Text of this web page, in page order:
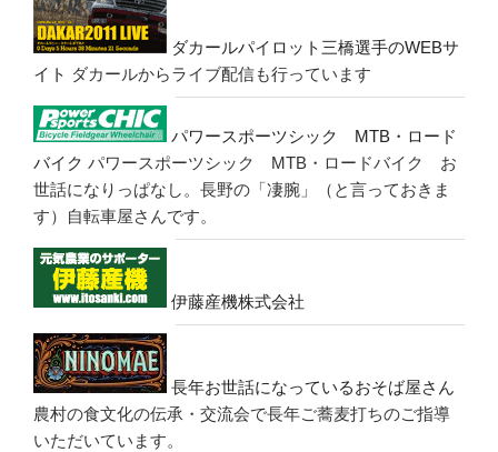
ダカールパイロット三橋選手のWEBサ
イト ダカールからライブ配信も行っています
パワースポーツシック MTB・ロード
バイク パワースポーツシック MTB・ロードバイク お
世話になりっぱなし。長野の「凄腕」（と言っておきま
す）自転車屋さんです。
伊藤産機株式会社
長年お世話になっているおそば屋さん
農村の食文化の伝承・交流会で長年ご蕎麦打ちのご指導
いただいています。